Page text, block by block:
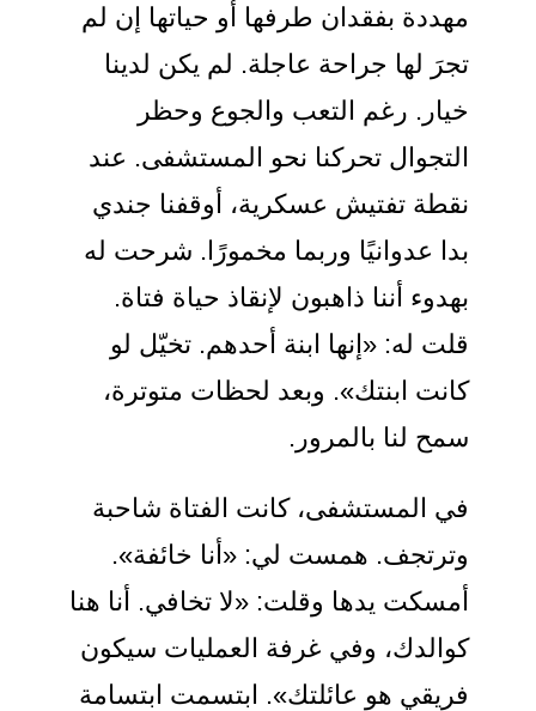
مهددة بفقدان طرفها أو حياتها إن لم
تجرَ لها جراحة عاجلة. لم يكن لدينا
خيار. رغم التعب والجوع وحظر
التجوال تحركنا نحو المستشفى. عند
نقطة تفتيش عسكرية، أوقفنا جندي
بدا عدوانيًا وربما مخمورًا. شرحت له
بهدوء أننا ذاهبون لإنقاذ حياة فتاة.
قلت له: «إنها ابنة أحدهم. تخيّل لو
كانت ابنتك». وبعد لحظات متوترة،
سمح لنا بالمرور.
في المستشفى، كانت الفتاة شاحبة
وترتجف. همست لي: «أنا خائفة».
أمسكت يدها وقلت: «لا تخافي. أنا هنا
كوالدك، وفي غرفة العمليات سيكون
فريقي هو عائلتك». ابتسمت ابتسامة